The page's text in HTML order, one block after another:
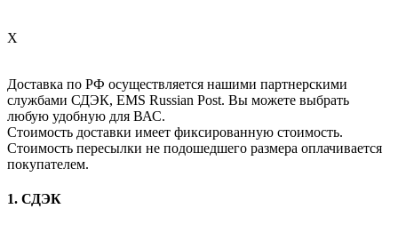
X
Доставка по РФ осуществляется нашими партнерскими
службами СДЭК, EMS Russian Post. Вы можете выбрать
любую удобную для ВАС.
Стоимость доставки имеет фиксированную стоимость.
Стоимость пересылки не подошедшего размера оплачивается
покупателем.
1. СДЭК